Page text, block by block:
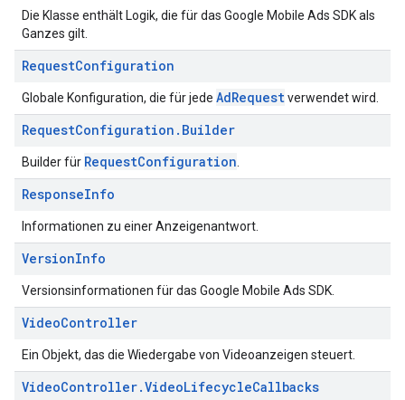
Die Klasse enthält Logik, die für das Google Mobile Ads SDK als
Ganzes gilt.
RequestConfiguration
Globale Konfiguration, die für jede AdRequestverwendet wird.
RequestConfiguration . Builder
Builder für RequestConfiguration
ResponseInfo
Informationen zu einer Anzeigenantwort.
VersionInfo
Versionsinformationen für das Google Mobile Ads SDK.
VideoController
Ein Objekt, das die Wiedergabe von Videoanzeigen steuert.
VideoController.VideoLifecycleCallbacks